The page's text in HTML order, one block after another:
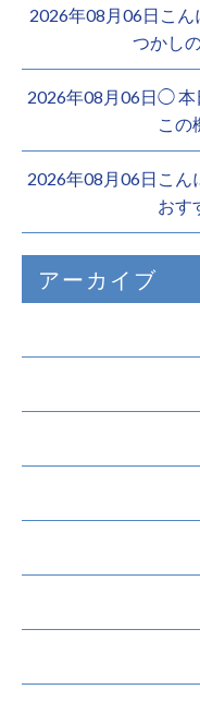
2026年08月06日こ
つかし
2026年08月06日◯ 本
この
2026年08月06日こん
おす
アーカイブ